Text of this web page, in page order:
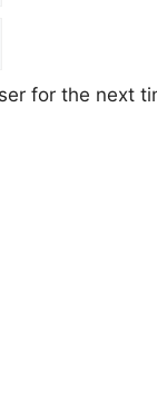
for the next